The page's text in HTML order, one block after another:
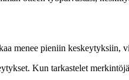
menee pieniin keskeytyksiin,
Kun tarkastelet